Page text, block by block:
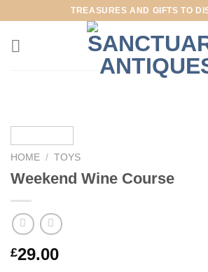
content
TREASURES AND GIFTS TO
HOME / TOYS
Weekend Wine Course
£29.00